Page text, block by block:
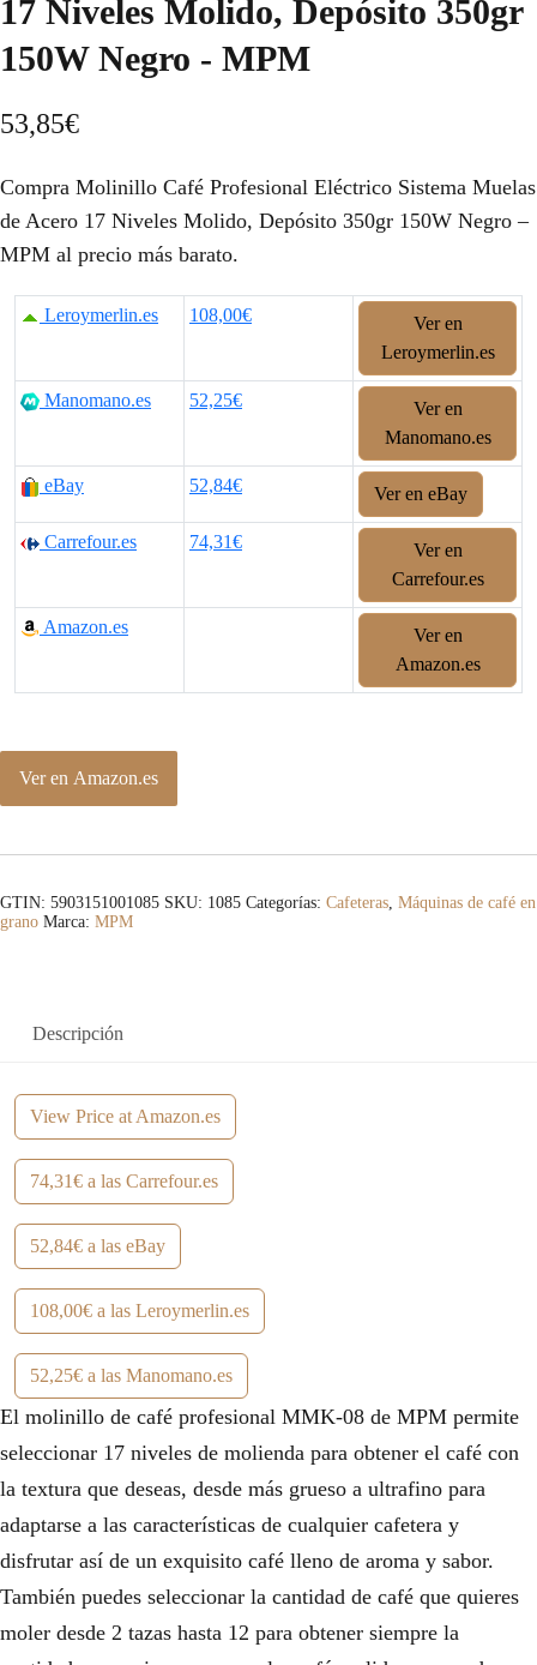
17 Niveles Molido, Depósito 350gr
150W Negro - MPM
53,85€
Compra Molinillo Café Profesional Eléctrico Sistema Muelas
de Acero 17 Niveles Molido, Depósito 350gr 150W Negro –
MPM al precio más barato.
Leroymerlin.es 108,00€
Ver en
Leroymerlin.es
Manomano.es 52,25€
Ver en
Manomano.es
eBay 52,84€ Ver en eBay
Carrefour.es 74,31€
Ver en
Carrefour.es
Amazon.es
Ver en
Amazon.es
Ver en Amazon.es
GTIN: 5903151001085 SKU: 1085 Categorías: Cafeteras, Máquinas de café en
grano Marca: MPM
Descripción
View Price at Amazon.es
74,31€ a las Carrefour.es
52,84€ a las eBay
108,00€ a las Leroymerlin.es
52,25€ a las Manomano.es
El molinillo de café profesional MMK-08 de MPM permite
seleccionar 17 niveles de molienda para obtener el café con
la textura que deseas, desde más grueso a ultrafino para
adaptarse a las características de cualquier cafetera y
disfrutar así de un exquisito café lleno de aroma y sabor.
También puedes seleccionar la cantidad de café que quieres
moler desde 2 tazas hasta 12 para obtener siempre la